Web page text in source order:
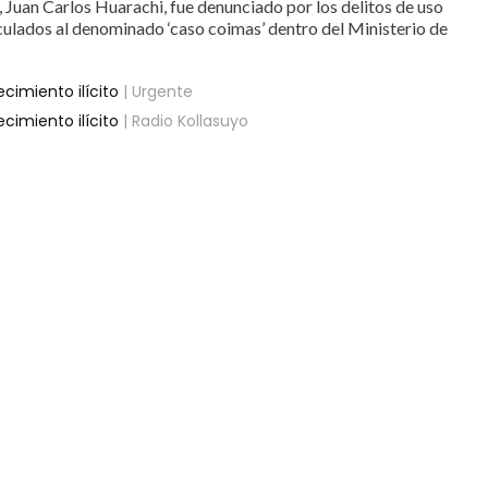
Carlos Huarachi, fue denunciado por los delitos de uso
al denominado ‘caso coimas’ dentro del Ministerio de
ilícito | Urgente
ilícito | Radio Kollasuyo